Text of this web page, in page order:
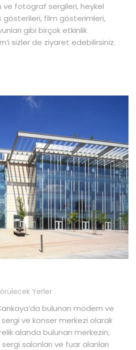
ve fotograf sergileri, heykel
gösterileri, film gösterimleri,
gibi birçok etkinlik
sizler de ziyaret edebilirsiniz.
Yerler
bulunan modern ve
ve konser merkezi olarak
alanda bulunan merkezin;
salonları ve fuar alanları